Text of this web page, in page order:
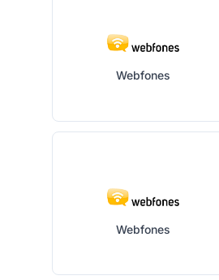
Webfones
Webfones